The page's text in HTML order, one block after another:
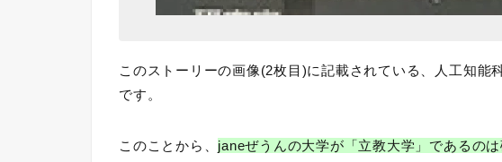
このストーリーの画像(2枚目)に記載されている、人工知能
です。
このことから、 janeぜうんの大学が「立教大学」であるのは